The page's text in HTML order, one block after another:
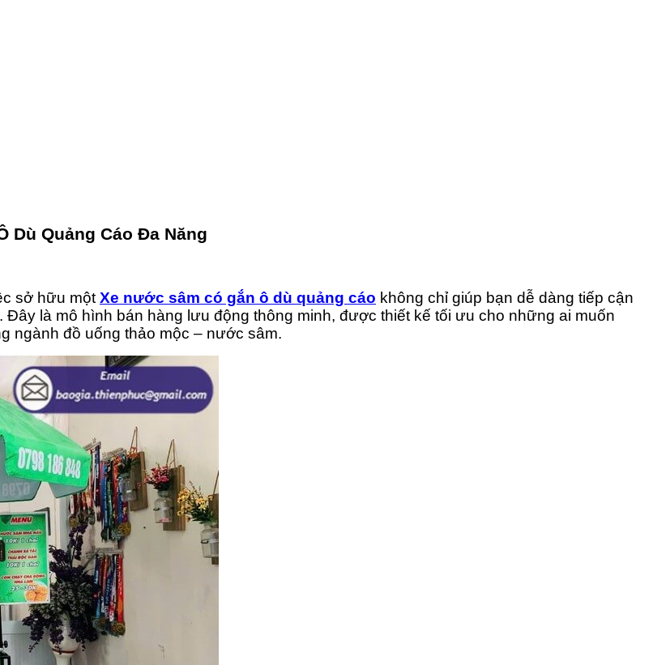
Dù Quảng Cáo Đa Năng
sở hữu một Xe nước sâm có gắn ô dù quảng cáo không chỉ giúp bạn dễ dàng tiếp cận
là mô hình bán hàng lưu động thông minh, được thiết kế tối ưu cho những ai muốn
ngành đồ uống thảo mộc – nước sâm.